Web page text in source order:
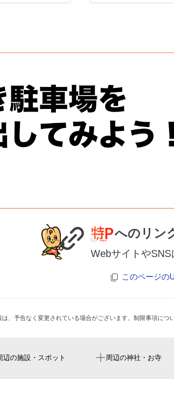
へのリン
Webサイトや
このページの
、予告なく変更されている場合がございます。制限事項につ
辺の施設・スポット 周辺の神社・お寺